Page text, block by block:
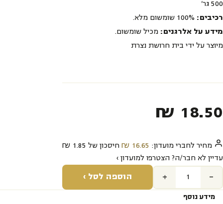
500 גר'
רכיבים:
מידע על אלרגנים: מכיל שומשום.
מיוצר על ידי בית חרושת נצרת
₪ 18.50‬
מחיר לחברי מועדון: ₪ 16.65‬ חיסכון של ₪ 1.85‬
עדיין לא חבר/ה? הצטרפו למועדון ›
-
+ הוספה לסל ›
מידע נוסף